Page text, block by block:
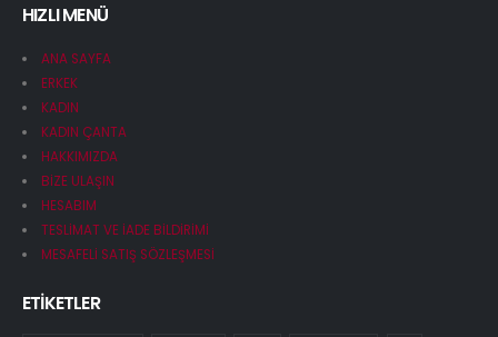
HIZLI MENÜ
ANA SAYFA
ERKEK
KADIN
KADIN ÇANTA
HAKKIMIZDA
BİZE ULAŞIN
HESABIM
TESLİMAT VE İADE BİLDİRİMİ
MESAFELİ SATIŞ SÖZLEŞMESİ
ETİKETLER